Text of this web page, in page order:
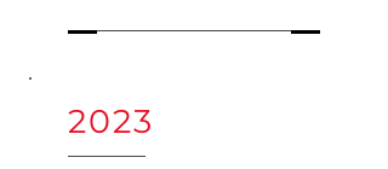
2023